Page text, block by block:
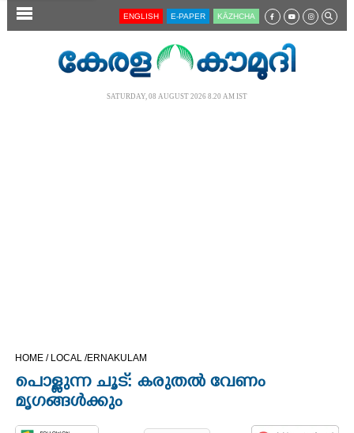
SECTIONS
OPINION
ENGLISH E-PAPER KĀZHCHA
SATURDAY, 08 AUGUST 2026 8.20 AM IST
HOME / LOCAL /ERNAKULAM
പൊള്ളുന്ന ചൂട്: കരുതൽ വേണം
മൃഗങ്ങൾക്കും